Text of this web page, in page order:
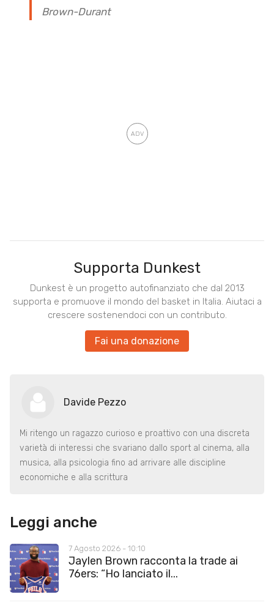
Brown-Durant
Supporta Dunkest
Dunkest è un progetto autofinanziato che dal 2013
supporta e promuove il mondo del basket in Italia. Aiutaci a
crescere sostenendoci con un contributo.
Fai una donazione
Davide Pezzo
Mi ritengo un ragazzo curioso e proattivo con una discreta
varietà di interessi che svariano dallo sport al cinema, alla
musica, alla psicologia fino ad arrivare alle discipline
economiche e alla scrittura
Leggi anche
7 Agosto 2026 - 10:10
Jaylen Brown racconta la trade ai
76ers: “Ho lanciato il...